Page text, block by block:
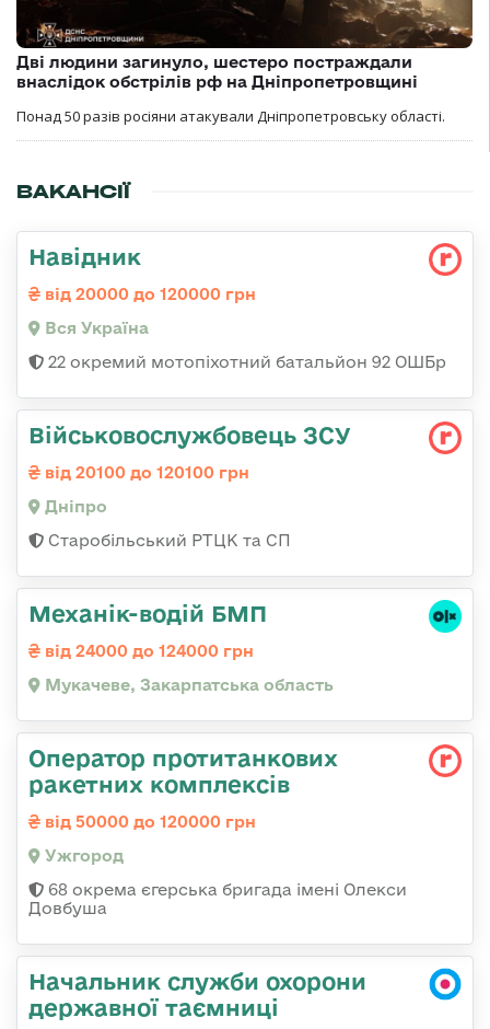
Дві людини загинуло, шестеро постраждали
внаслідок обстрілів рф на Дніпропетровщині
Понад 50 разів росіяни атакували Дніпропетровську області.
ВАКАНСІЇ
Навідник
від 20000 до 120000 грн
Вся Україна
22 окремий мотопіхотний батальйон 92 ОШБр
Військовослужбовець ЗСУ
від 20100 до 120100 грн
Дніпро
Старобільський РТЦК та СП
Механік-водій БМП
від 24000 до 124000 грн
Мукачеве, Закарпатська область
Оператор протитанкових
ракетних комплексів
від 50000 до 120000 грн
Ужгород
68 окрема єгерська бригада імені Олекси
Довбуша
Начальник служби охорони
державної таємниці